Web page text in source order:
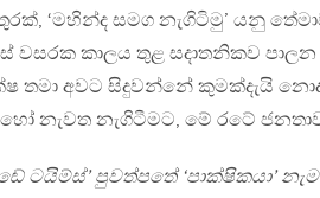
‘මහින්ද සමග නැගිටිමු’ යනු
වසරක කාලය තුළ සදාතනිකව පාලන
තමා අවට සිදුවන්නේ කුමක්දැයි
නැවත නැගිටීමට, මේ රටේ
ටයිම්ස්’ පුවත්පතේ ‘පාක්ෂිකයා’